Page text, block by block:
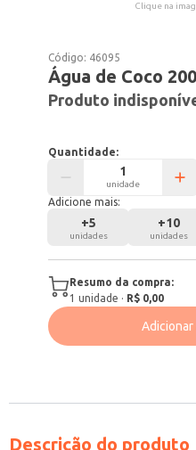
Clique na
Código: 46095
Água de Coco
Produto
Quantidade:
unidade
Adicione mais:
+5
unidades
+10
unidades
Resumo da compra:
1 unidade · R$ 0,00
Adicionar
Descrição do produto